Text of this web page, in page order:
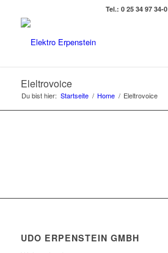
Tel.: 0 25 34 97 34-0
Eleltrovoice
Du bist hier: Startseite / Home / Eleltrovoice
UDO ERPENSTEIN GMBH